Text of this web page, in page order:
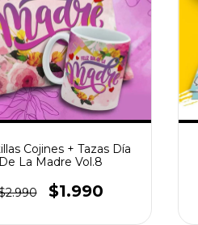
Cojines + Tazas Día
De La Madre Vol.8
$1.990